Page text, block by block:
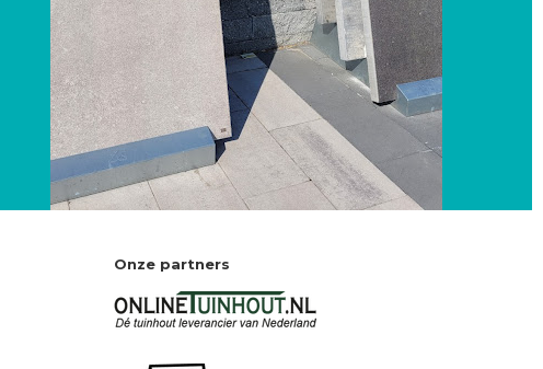
Onze partners